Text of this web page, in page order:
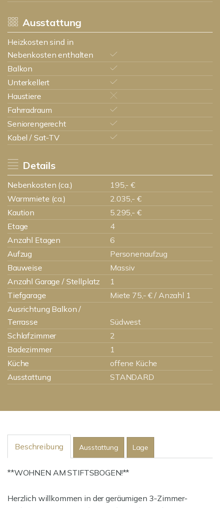
Ausstattung
Heizkosten sind in
Nebenkosten enthalten
Balkon
Unterkellert
Haustiere
Fahrradraum
Seniorengerecht
Kabel / Sat-TV
Details
Nebenkosten (ca.)
195,- €
Warmmiete (ca.)
2.035,- €
Kaution
5.295,- €
Etage
4
Anzahl Etagen
6
Aufzug
Personenaufzug
Bauweise
Massiv
Anzahl Garage / Stellplatz
1
Tiefgarage
Miete 75,- € / Anzahl 1
Ausrichtung Balkon /
Terrasse
Südwest
Schlafzimmer
2
Badezimmer
1
Küche
offene Küche
Ausstattung
STANDARD
Beschreibung Ausstattung Lage
**WOHNEN AM STIFTSBOGEN!**
Herzlich willkommen in der geräumigen 3-Zimmer-